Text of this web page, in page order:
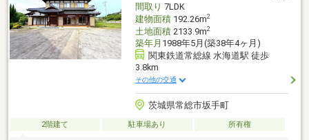
間取り 7LDK
建物面積192.26m2
土地面積2133.9m2
築年月 1988年5月(築38年4ヶ月)
関東鉄道常総線 水海道駅 徒歩
3.8km
その他の交通
茨城県常総市坂手町
2階建て 駐車場あり 所有権